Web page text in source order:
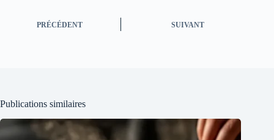
PRÉCÉDENT SUIVANT
Publications similaires